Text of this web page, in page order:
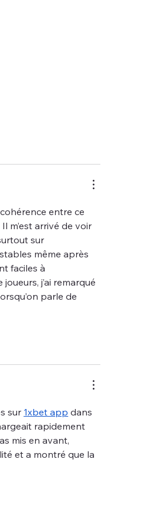
entre ce
m’est arrivé de voir
sur
même après
faciles à
j’ai remarqué
parle de
sur 1xbet app dans
rapidement
mis en avant,
et a montré que la